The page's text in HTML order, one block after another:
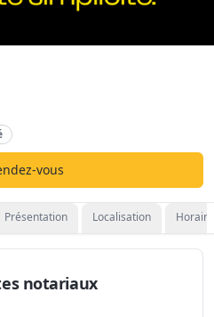
vous
Présentation Localisation
notariaux